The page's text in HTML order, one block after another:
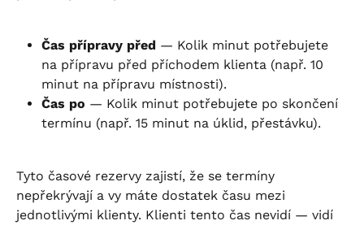
Čas přípravy před — Kolik minut potřebujete
na přípravu před příchodem klienta (např. 10
minut na přípravu místnosti).
Čas po — Kolik minut potřebujete po skončení
termínu (např. 15 minut na úklid, přestávku).
Tyto časové rezervy zajistí, že se termíny
nepřekrývají a vy máte dostatek času mezi
jednotlivými klienty. Klienti tento čas nevidí — vidí